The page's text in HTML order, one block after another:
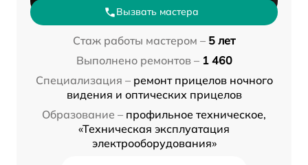
Вызвать мастера
Стаж работы мастером – 5 лет
Выполнено ремонтов – 1 460
Специализация – ремонт прицелов ночного
видения и оптических прицелов
Образование – профильное техническое,
«Техническая эксплуатация
электрооборудования»